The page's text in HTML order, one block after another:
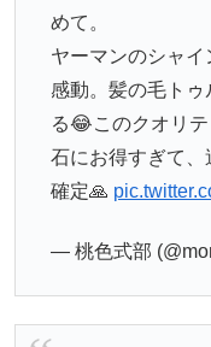
めて。
ヤーマンのシャ
感動。髪の毛ト
る😂このクオリ
石にお得すぎて
確定🙏
— 桃色式部